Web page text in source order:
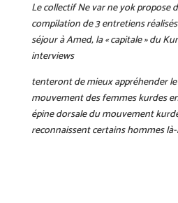
Le collectif Ne var ne yok propose
compilation de 3 entretiens
séjour à Amed, la « capitale » du
interviews
tenteront de mieux appréhender
mouvement des femmes kurdes
épine dorsale du mouvement
reconnaissent certains hommes